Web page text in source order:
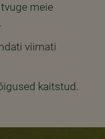
meie
viimati
kaitstud.